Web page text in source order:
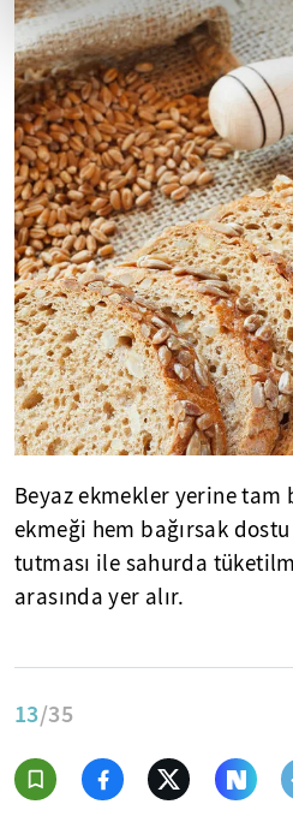
Beyaz ekmekler yerine
ekmeği hem bağırsak
tutması ile sahurda
arasında yer alır.
13/35